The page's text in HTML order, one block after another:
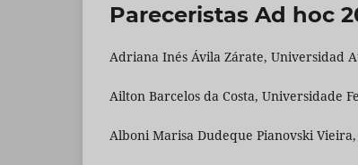
Pareceristas Ad hoc
Adriana Inés Ávila Zárate, Universidad
Ailton Barcelos da Costa, Universidade
Alboni Marisa Dudeque Pianovski